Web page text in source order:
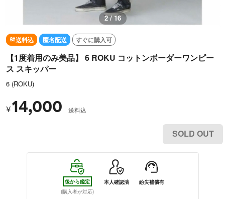
3 / 16
送料込 匿名配送 すぐに購入可
【1度着用のみ美品】 6 ROKU コットンボーダーワンピー
ス スキッパー
6 (ROKU)
¥14,000 送料込
SOLD OUT
後から鑑定
(購入者が対応)
本人確認済 紛失補償有